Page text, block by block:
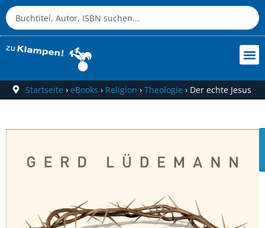
Startseite › eBooks › Religion › Theologie › Der echte Jesus